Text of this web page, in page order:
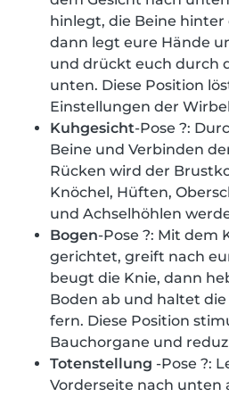
hinlegt, die Beine
dann legt eure Hände
und drückt euch durch
unten. Diese Position
Einstellungen der
Kuhgesicht-Pose ?:
Beine und Verbinden
Rücken wird der
Knöchel, Hüften,
und Achselhöhlen
Bogen-Pose ?: Mit dem
gerichtet, greift nach
beugt die Knie, dann
Boden ab und haltet
fern. Diese Position
Bauchorgane und
Totenstellung -Pose ?:
Vorderseite nach unten